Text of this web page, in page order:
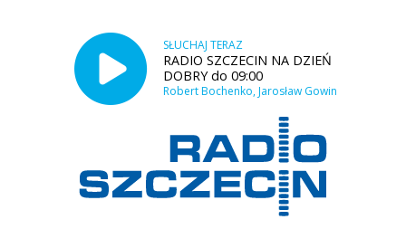
SŁUCHAJ TERAZ
RADIO SZCZECIN NA DZIEŃ
DOBRY do 09:00
Robert Bochenko, Jarosław Gowin